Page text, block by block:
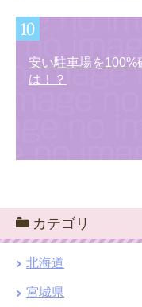
安い駐車場を100%
は！？
カテゴリ
北海道
宮城県